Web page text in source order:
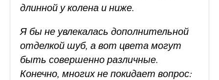
длинной у колена и ниже.
Я бы не увлекалась дополнительной
отделкой шуб, а вот цвета могут
быть совершенно различные.
Конечно, многих не покидает вопрос: